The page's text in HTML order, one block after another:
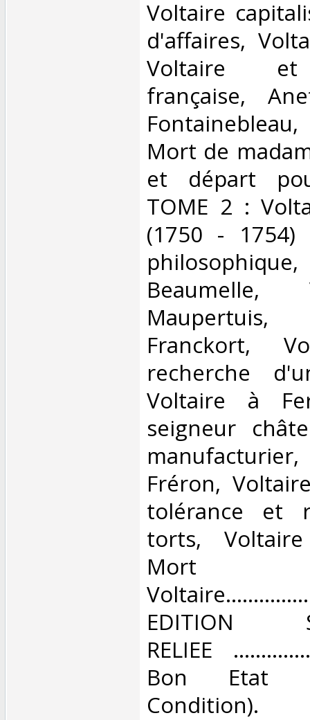
Voltaire
d'affaires,
Voltaire et
française,
Mort de
et départ
TOME 2 :
(1750 -
Franckort,
recherche
Voltaire à
seigneur
Fréron,
tolérance et
torts,
EDITION
RELIEE
Bon Etat
Condition). ‎